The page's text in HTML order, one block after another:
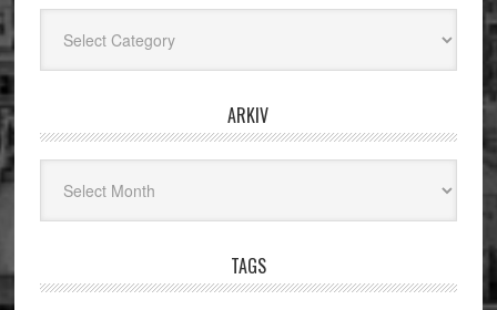
ARKIV
TAGS